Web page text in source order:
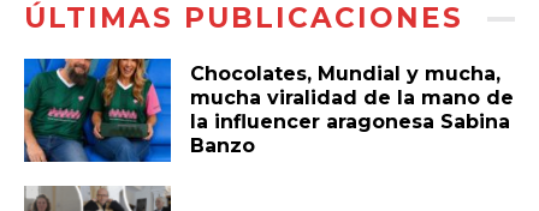
ÚLTIMAS PUBLICACIONES
Chocolates, Mundial y mucha,
mucha viralidad de la mano de
la influencer aragonesa Sabina
Banzo